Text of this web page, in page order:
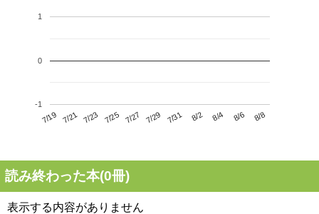
7/19 7/21 7/23 7/25 7/27 7/29 7/31 8/2 8/4 8/6 8/8
-1
0
1
読み終わった本(0冊)
表示する内容がありません